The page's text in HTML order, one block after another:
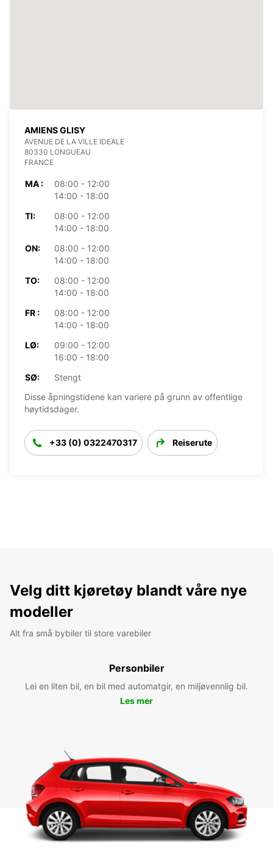
AMIENS GLISY
AVENUE DE LA VILLE IDEALE
80330 LONGUEAU
FRANCE
MA :
08:00 - 12:00
14:00 - 18:00
TI:
08:00 - 12:00
14:00 - 18:00
ON:
08:00 - 12:00
14:00 - 18:00
TO:
08:00 - 12:00
14:00 - 18:00
FR :
08:00 - 12:00
14:00 - 18:00
LØ:
09:00 - 12:00
16:00 - 18:00
SØ:
Stengt
Disse åpningstidene kan variere på grunn av offentlige
høytidsdager.
+33 (0) 0322470317 Reiserute
Velg ditt kjøretøy blandt våre nye
modeller
Alt fra små bybiler til store varebiler
Personbiler
Lei en liten bil, en bil med automatgir, en miljøvennlig bil.
Les mer